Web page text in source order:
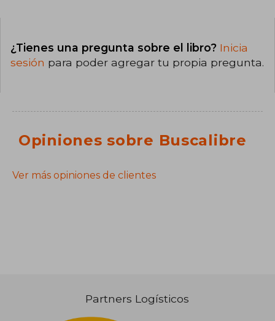
¿Tienes una pregunta sobre el libro? Inicia
sesión para poder agregar tu propia pregunta.
Opiniones sobre Buscalibre
Ver más opiniones de clientes
Partners Logísticos